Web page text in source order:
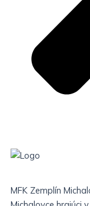
MFK Zemplín